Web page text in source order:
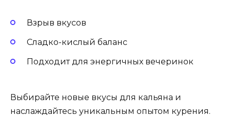
Взрыв вкусов
Сладко-кислый баланс
Подходит для энергичных вечеринок
Выбирайте новые вкусы для кальяна и
наслаждайтесь уникальным опытом курения.